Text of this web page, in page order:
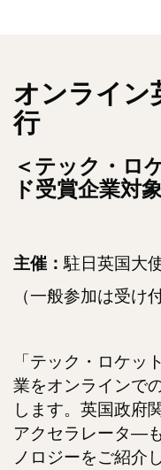
オンライン
行
＜テック・ロ
ド受賞企業対
主催：駐日英国大
（一般参加は受け
「テック・ロケッ
業をオンラインで
します。英国政府
アクセラレータ―
ノロジーをご紹介